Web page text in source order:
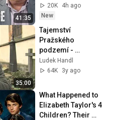
41:35
Surveillance
State(w/Whitney
20K
4h ago
New
35:00
Tajemství
Pražského
podzemí -
Vyšehrad 1. část
Ludek Handl
64K
3y ago
What Happened to
Elizabeth Taylor's 4
Children? Their